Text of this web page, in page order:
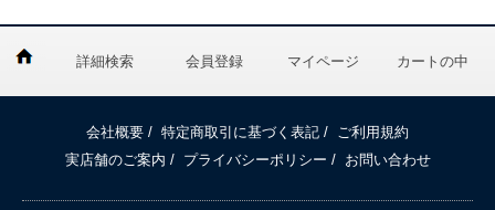
詳細検索 会員登録 マイページ カートの中
会社概要 / 特定商取引に基づく表記 /
ご利用規約
実店舗のご案内 / プライバシーポリシー / お問い合わせ